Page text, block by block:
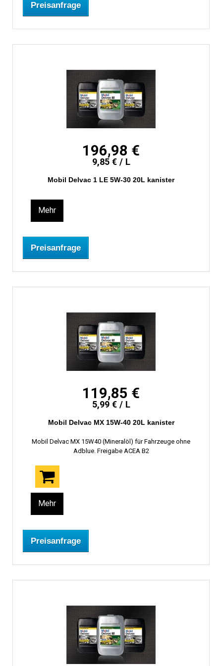
Preisanfrage
196,98 €
9,85 € / L
Mobil Delvac 1 LE 5W-30 20L kanister
Mehr
Preisanfrage
119,85 €
5,99 € / L
Mobil Delvac MX 15W-40 20L kanister
Mobil Delvac MX 15W40 (Mineralöl) für Fahrzeuge ohne
Adblue. Freigabe ACEA B2
Mehr
Preisanfrage